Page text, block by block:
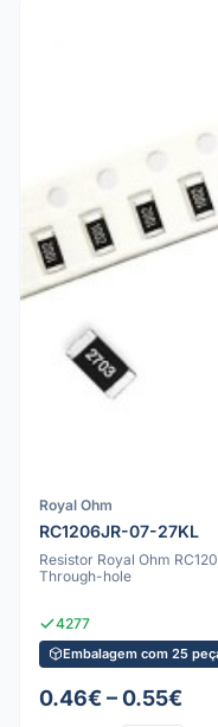
Royal Ohm
RC1206JR-07-27KL
Resistor Royal Ohm
Through-hole
4277
Embalagem com 25
0.46€ – 0.55€